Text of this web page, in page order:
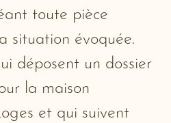
toute pièce
situation évoquée.
déposent un dossier
la maison
et qui suivent